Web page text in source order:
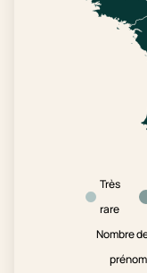
Très
rare
Nombre